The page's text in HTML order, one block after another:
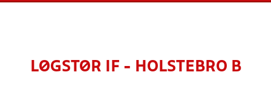
LØGSTØR IF - HOLSTEBRO B